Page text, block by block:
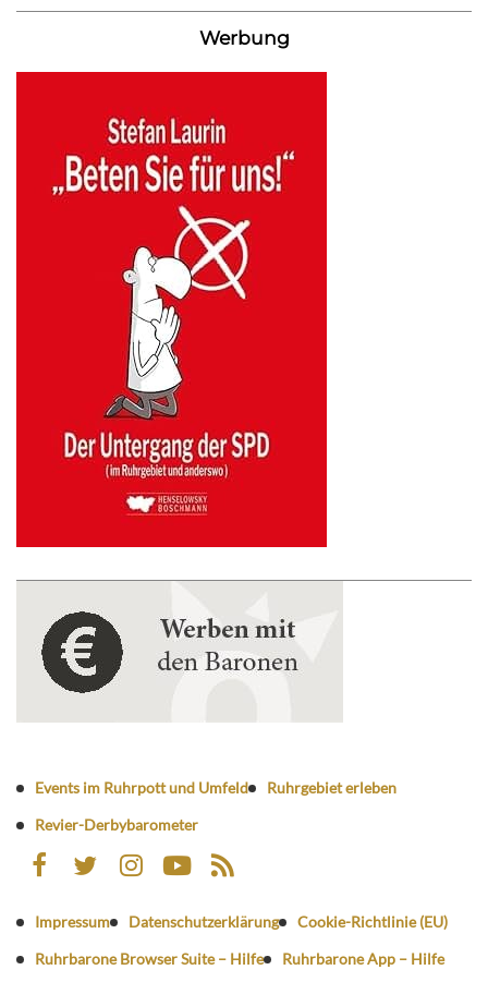
Werbung
Events im Ruhrpott und Umfeld
Ruhrgebiet erleben
Revier-Derbybarometer
Impressum Datenschutzerklärung
Cookie-Richtlinie (EU)
Ruhrbarone Browser Suite – Hilfe
Ruhrbarone App – Hilfe